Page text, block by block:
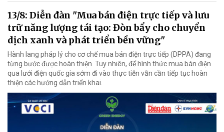
13/8: Diễn đàn "Mua bán điện trực tiếp và lưu
trữ năng lượng tái tạo: Đòn bẩy cho chuyển
dịch xanh và phát triển bền vững"
Hành lang pháp lý cho cơ chế mua bán điện trực tiếp (DPPA) đang
từng bước được hoàn thiện. Tuy nhiên, để hình thức mua bán điện
qua lưới điện quốc gia sớm đi vào thực tiễn vẫn cần tiếp tục hoàn
thiện các hướng dẫn triển khai.